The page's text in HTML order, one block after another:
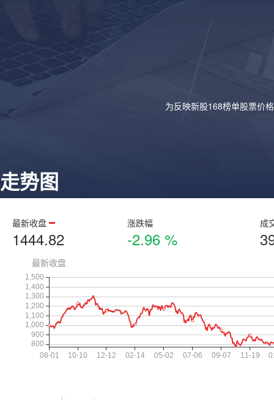
为反映新股168榜单股票价
走势图
最新收盘
1444.82
涨跌幅
-2.96 %
成